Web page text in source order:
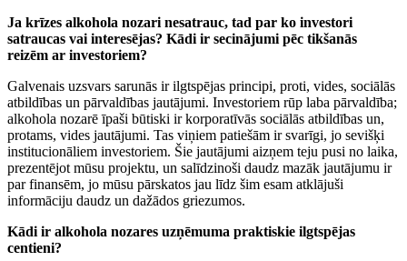
Ja krīzes alkohola nozari nesatrauc, tad par ko investori
satraucas vai interesējas? Kādi ir secinājumi pēc tikšanās
reizēm ar investoriem?
Galvenais uzsvars sarunās ir ilgtspējas principi, proti, vides, sociālās
atbildības un pārvaldības jautājumi. Investoriem rūp laba pārvaldība;
alkohola nozarē īpaši būtiski ir korporatīvās sociālās atbildības un,
protams, vides jautājumi. Tas viņiem patiešām ir svarīgi, jo sevišķi
institucionāliem investoriem. Šie jautājumi aizņem teju pusi no laika,
prezentējot mūsu projektu, un salīdzinoši daudz mazāk jautājumu ir
par finansēm, jo mūsu pārskatos jau līdz šim esam atklājuši
informāciju daudz un dažādos griezumos.
Kādi ir alkohola nozares uzņēmuma praktiskie ilgtspējas
centieni?